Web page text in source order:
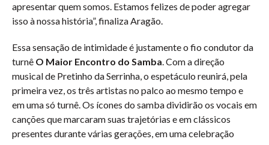
apresentar quem somos. Estamos felizes de poder agregar
isso à nossa história”, finaliza Aragão.
Essa sensação de intimidade é justamente o fio condutor da
turnê O Maior Encontro do Samba. Com a direção
musical de Pretinho da Serrinha, o espetáculo reunirá, pela
primeira vez, os três artistas no palco ao mesmo tempo e
em uma só turnê. Os ícones do samba dividirão os vocais em
canções que marcaram suas trajetórias e em clássicos
presentes durante várias gerações, em uma celebração